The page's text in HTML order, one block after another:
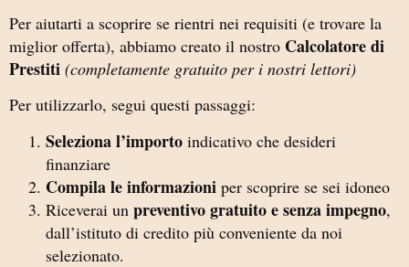
Per aiutarti a scoprire se rientri nei requisiti (e trovare la
miglior offerta), abbiamo creato il nostro Calcolatore di
Prestiti (completamente gratuito per i nostri lettori)
Per utilizzarlo, segui questi passaggi:
Seleziona l’importo indicativo che desideri
finanziare
Compila le informazioni per scoprire se sei idoneo
Riceverai un preventivo gratuito e senza impegno,
dall’istituto di credito più conveniente da noi
selezionato.